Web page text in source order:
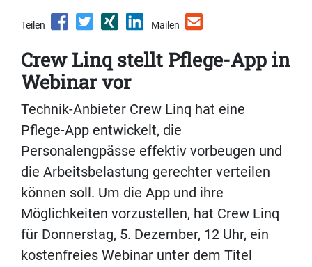
Teilen Mailen
Crew Linq stellt Pflege-App in
Webinar vor
Technik-Anbieter Crew Linq hat eine
Pflege-App entwickelt, die
Personalengpässe effektiv vorbeugen und
die Arbeitsbelastung gerechter verteilen
können soll. Um die App und ihre
Möglichkeiten vorzustellen, hat Crew Linq
für Donnerstag, 5. Dezember, 12 Uhr, ein
kostenfreies Webinar unter dem Titel